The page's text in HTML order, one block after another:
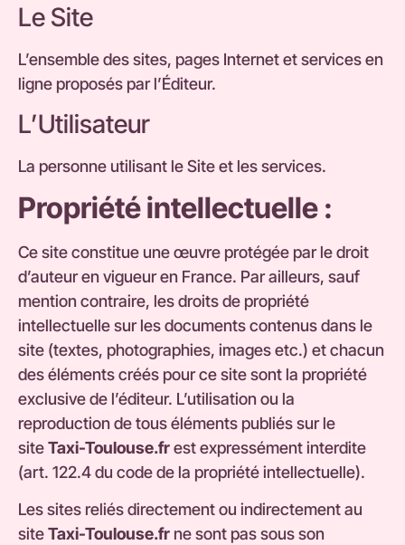
Le Site
L’ensemble des sites, pages Internet et services en
ligne proposés par l’Éditeur.
L’Utilisateur
La personne utilisant le Site et les services.
Propriété intellectuelle :
Ce site constitue une œuvre protégée par le droit
d’auteur en vigueur en France. Par ailleurs, sauf
mention contraire, les droits de propriété
intellectuelle sur les documents contenus dans le
site (textes, photographies, images etc.) et chacun
des éléments créés pour ce site sont la propriété
exclusive de l’éditeur. L’utilisation ou la
reproduction de tous éléments publiés sur le
siteTaxi-Toulouse.frest expressément interdite
(art. 122.4 du code de la propriété intellectuelle).
Les sites reliés directement ou indirectement au
siteTaxi-Toulouse.fr ne sont pas sous son